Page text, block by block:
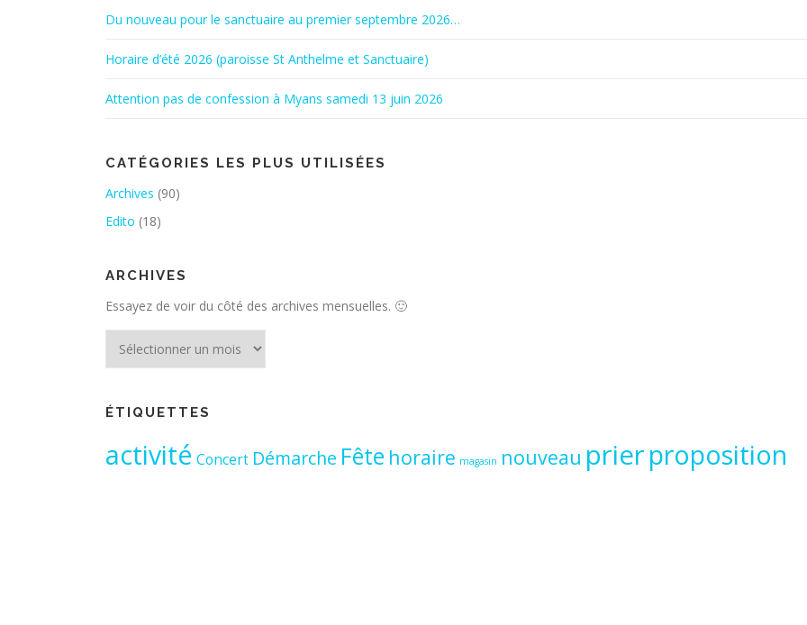
Du nouveau pour le sanctuaire au premier septembre 2026…
Horaire d’été 2026 (paroisse St Anthelme et Sanctuaire)
Attention pas de confession à Myans samedi 13 juin 2026
CATÉGORIES LES PLUS UTILISÉES
Archives (90)
Edito (18)
ARCHIVES
Essayez de voir du côté des archives mensuelles. 🙂
Archives
ÉTIQUETTES
activité Concert Démarche Fête horaire magasin nouveau prierproposition